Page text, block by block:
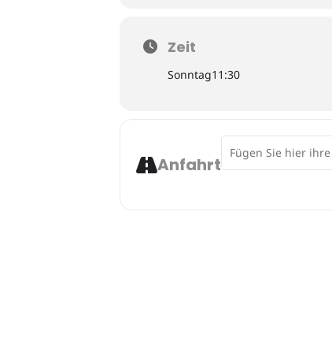
Zeit
Sonntag11:30
Anfahrt
Address - tiefschoen4